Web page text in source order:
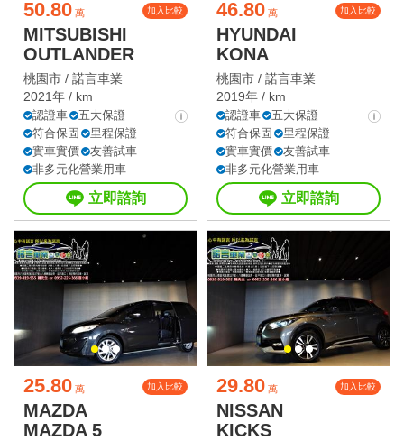
50.80 萬 加入比較
MITSUBISHI
OUTLANDER
桃園市 / 諾言車業
2021年 / km
認證車
五大保證
符合保固
里程保證
實車實價
友善試車
非多元化營業用車
立即諮詢
46.80 萬 加入比較
HYUNDAI
KONA
桃園市 / 諾言車業
2019年 / km
認證車
五大保證
符合保固
里程保證
實車實價
友善試車
非多元化營業用車
立即諮詢
25.80 萬 加入比較
MAZDA
MAZDA 5
29.80 萬 加入比較
NISSAN
KICKS